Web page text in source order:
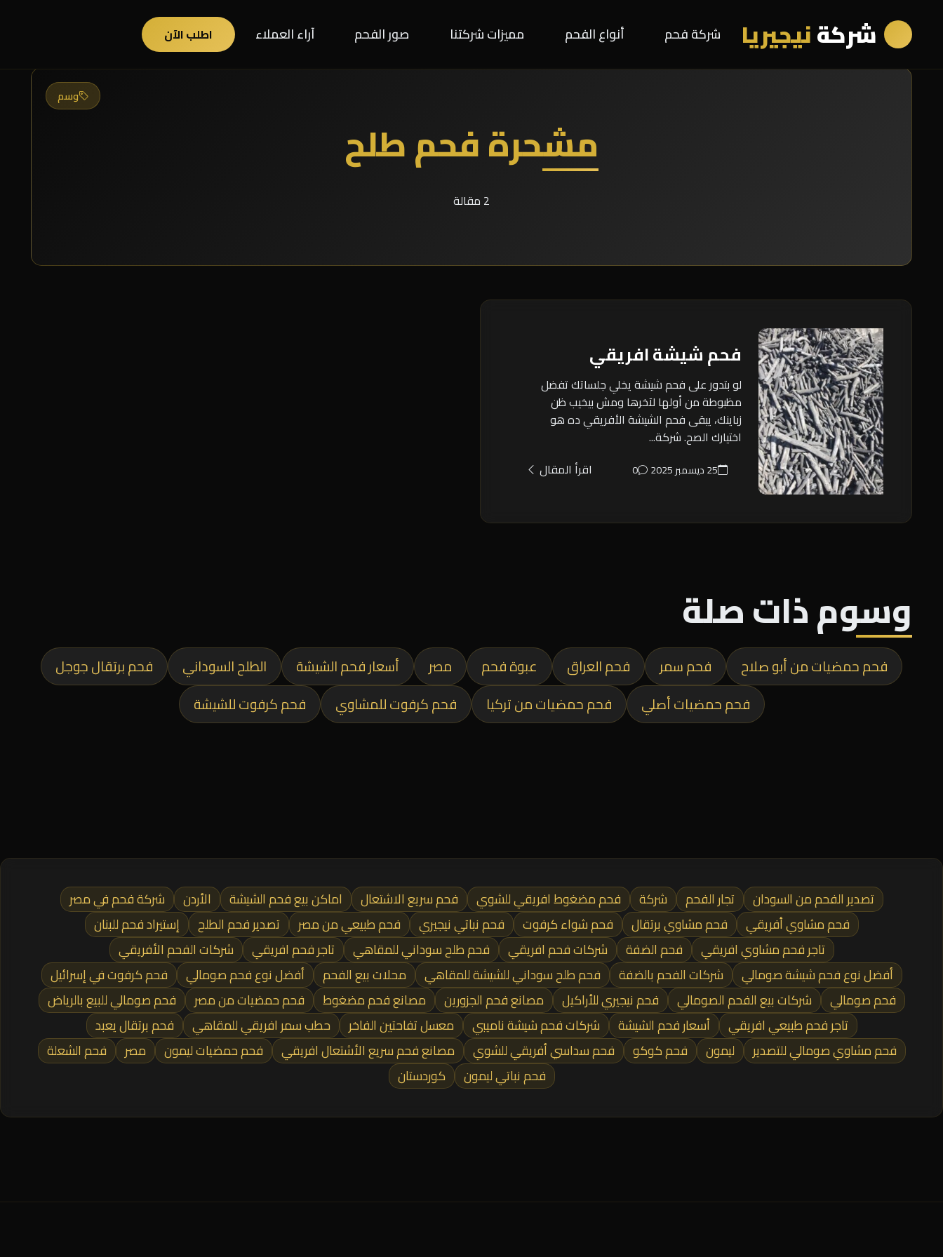
شركةنيجيريا شركة فحم أنواع الفحم مميزات شركتنا صور الفحم آراء العملاء اطلب الآن
وسم
مشحرة فحم طلح
2 مقالة
فحم شيشة افريقي
لو بتدور على فحم شيشة يخلي جلساتك تفضل
مظبوطة من أولها لآخرها ومش بيخيب ظن
زباينك، يبقى فحم الشيشة الأفريقي ده هو
اختيارك الصح. شركة...
25 ديسمبر 2025 0 اقرأ المقال
وسوم ذات صلة
فحم حمضيات من أبو صلاح فحم سمر فحم العراق عبوة فحم مصر أسعار فحم الشيشة الطلح السوداني
فحم برتقال جوجل
فحم حمضيات أصلي
فحم حمضيات من تركيا فحم كرفوت للمشاوي فحم كرفوت للشيشة
تصدير الفحم من السودان تجار الفحم شركة فحم مضغوط افريقي للشوي فحم سريع الاشتعال اماكن بيع فحم الشيشة الأردن
شركة فحم في مصر
فحم مشاوي أفريقي
فحم مشاوي برتقال فحم شواء كرفوت فحم نباتي نيجيري فحم طبيعي من مصر تصدير فحم الطلح
إستيراد فحم للبنان
تاجر فحم مشاوي افريقي
فحم الضفة شركات فحم افريقي فحم طلح سوداني للمقاهي تاجر فحم افريقي
شركات الفحم الأفريقي
أفضل نوع فحم شيشة صومالي
شركات الفحم بالضفة فحم طلح سوداني للشيشة للمقاهي محلات بيع الفحم أفضل نوع فحم صومالي
فحم كرفوت في إسرائيل
فحم صومالي
شركات بيع الفحم الصومالي فحم نيجيري للأراكيل مصانع فحم الجزورين مصانع فحم مضغوط فحم حمضيات من مصر
فحم صومالي للبيع بالرياض
تاجر فحم طبيعي افريقي
أسعار فحم الشيشة شركات فحم شيشة ناميبي معسل تفاحتين الفاخر حطب سمر افريقي للمقاهي
فحم برتقال يعبد
فحم مشاوي صومالي للتصدير
ليمون فحم كوكو فحم سداسي أفريقي للشوي مصانع فحم سريع الأشتعال افريقي فحم حمضيات ليمون مصر
فحم الشعلة
فحم نباتي ليمون
كوردستان